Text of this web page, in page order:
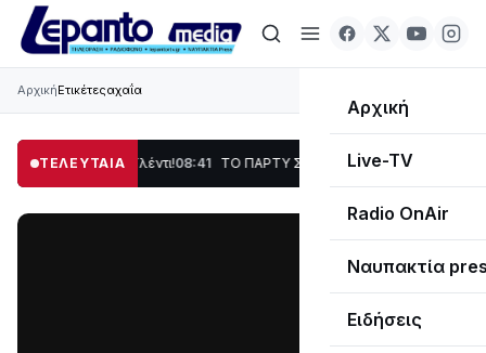
Αρχική
Live-TV
Radio OnAir
Ναυπακτία
Ειδήσεις
ΑρχικήΕτικέτεςαχαΐα
ΤΕΛΕΥΤΑΙΑ
Χορός & Γλέντι!08:41 ΤΟ ΠΑΡΤΥ ΣΥΝΕΧΙΖΕΤΑΙ… 19:47 Στο σκοτάδι